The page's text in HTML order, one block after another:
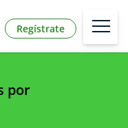
Regístrate
por